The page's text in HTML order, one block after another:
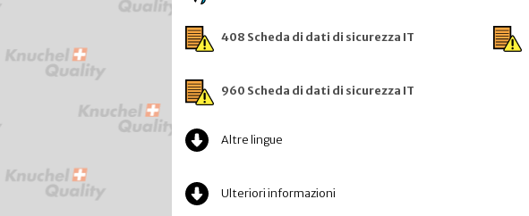
408 Scheda di dati di sicurezza IT
960 Scheda di dati di sicurezza IT
Altre lingue
Ulteriori informazioni